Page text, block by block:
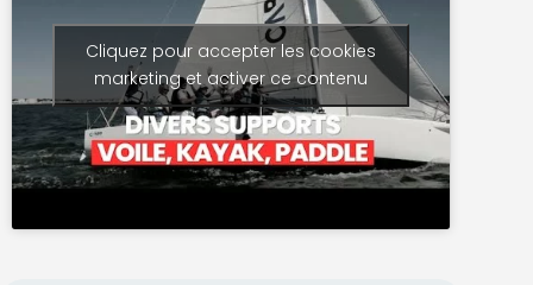
Cliquez pour accepter les cookies
marketing et activer ce contenu